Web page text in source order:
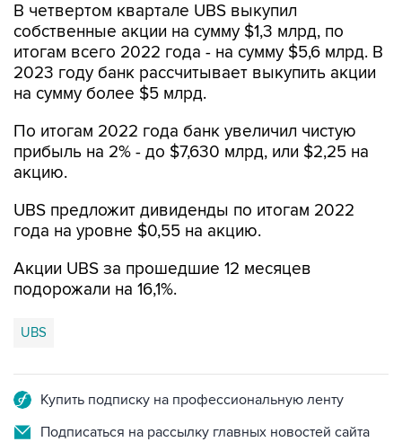
В четвертом квартале UBS выкупил
собственные акции на сумму $1,3 млрд, по
итогам всего 2022 года - на сумму $5,6 млрд. В
2023 году банк рассчитывает выкупить акции
на сумму более $5 млрд.
По итогам 2022 года банк увеличил чистую
прибыль на 2% - до $7,630 млрд, или $2,25 на
акцию.
UBS предложит дивиденды по итогам 2022
года на уровне $0,55 на акцию.
Акции UBS за прошедшие 12 месяцев
подорожали на 16,1%.
UBS
Купить подписку на профессиональную ленту
Подписаться на рассылку главных новостей сайта